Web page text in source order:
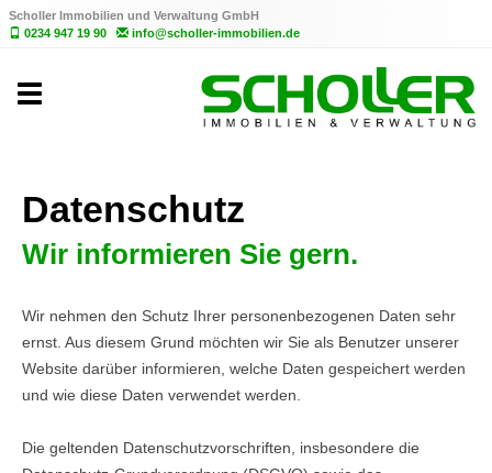
Scholler Immobilien und Verwaltung GmbH
0234 947 19 90
info@scholler-immobilien.de
Toggle
Datenschutz
Wir informieren Sie gern.
Wir nehmen den Schutz Ihrer personenbezogenen Daten sehr
ernst. Aus diesem Grund möchten wir Sie als Benutzer unserer
Website darüber informieren, welche Daten gespeichert werden
und wie diese Daten verwendet werden.
Die geltenden Datenschutzvorschriften, insbesondere die